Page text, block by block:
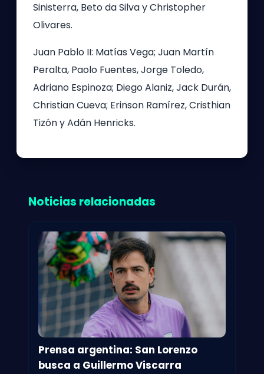
Sinisterra, Beto da Silva y Christopher
Olivares.
Juan Pablo II: Matías Vega; Juan Martín
Peralta, Paolo Fuentes, Jorge Toledo,
Adriano Espinoza; Diego Alaniz, Jack Durán,
Christian Cueva; Erinson Ramírez, Cristhian
Tizón y Adán Henricks.
Noticias relacionadas
Prensa argentina: San Lorenzo
busca a Guillermo Viscarra